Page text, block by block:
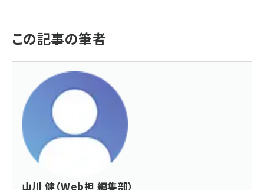
この記事の筆者
山川 健（Web担 編集部）